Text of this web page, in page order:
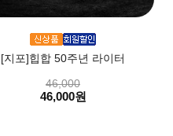
[지포]힙합 50주년 라이터
46,000
46,000원